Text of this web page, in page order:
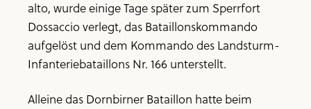
alto, wurde einige Tage später zum Sperrfort
Dossaccio verlegt, das Bataillonskommando
aufgelöst und dem Kommando des Landsturm-
Infanteriebataillons Nr. 166 unterstellt.
Alleine das Dornbirner Bataillon hatte beim